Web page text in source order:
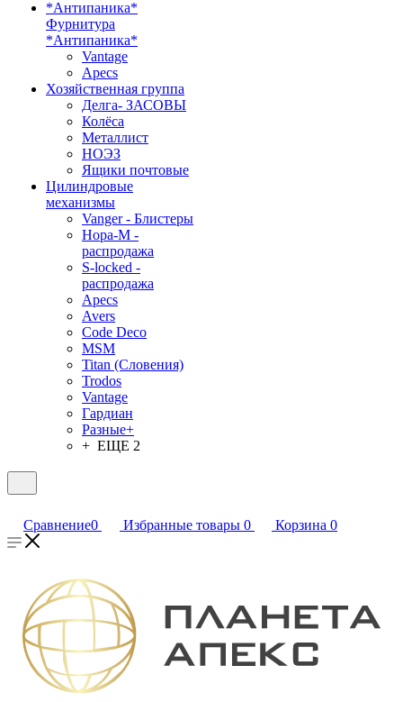
Фурнитура
*Антипаника*
Vantage
Apecs
Хозяйственная группа
Делга- ЗАСОВЫ
Колёса
Металлист
НОЭЗ
Ящики почтовые
Цилиндровые
механизмы
Vanger - Блистеры
Нора-М -
распродажа
S-locked -
распродажа
Apecs
Avers
Code Deco
MSM
Titan (Словения)
Trodos
Vantage
Гардиан
Разные+
+ ЕЩЕ 2
Сравнение0 Избранные товары 0 Корзина 0